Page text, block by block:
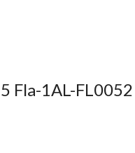
Fla-1AL-FL0052